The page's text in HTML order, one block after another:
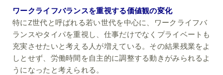
ワークライフバランスを重視する価値観の変化
特にZ世代と呼ばれる若い世代を中心に、ワークライフバ
ランスやタイパを重視し、仕事だけでなくプライベートも
充実させたいと考える人が増えている。その結果残業をよ
しとせず、労働時間を自主的に調整する動きがみられるよ
うになったと考えられる。